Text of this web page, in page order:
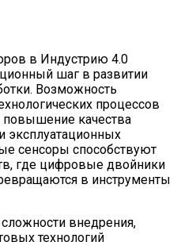
в Индустрию 4.0
шаг в развитии
Возможность
процессов
повышение качества
эксплуатационных
сенсоры способствуют
где цифровые двойники
в инструменты
внедрения,
технологий